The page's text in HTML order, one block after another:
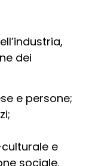
dei
e persone;
e
sociale.